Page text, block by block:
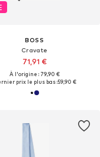
BOSS
Cravate
71,91 €
À l'origine : 79,90 €
prix le plus bas :59,90 €